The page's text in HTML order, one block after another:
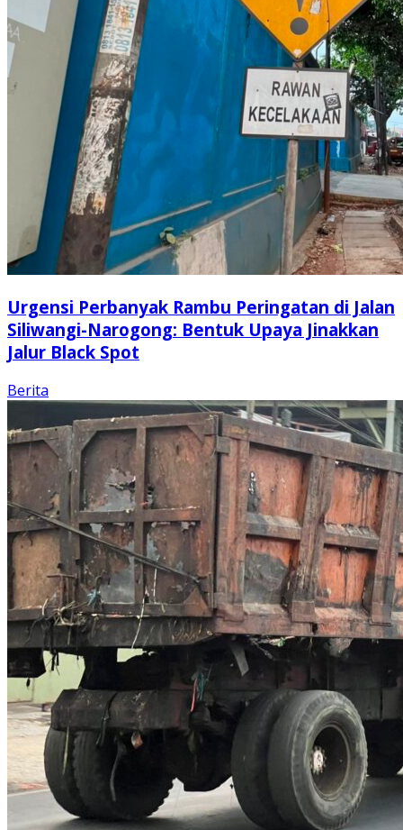
Urgensi Perbanyak Rambu Peringatan di Jalan
Siliwangi-Narogong: Bentuk Upaya Jinakkan
Jalur Black Spot
Berita